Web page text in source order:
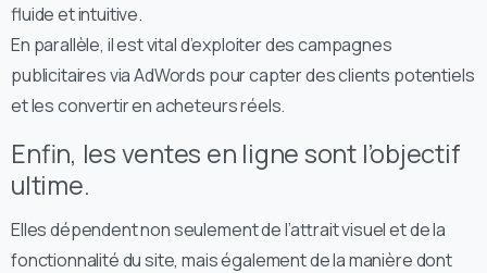
fluide et intuitive.
En parallèle, il est vital d’exploiter des campagnes
publicitaires via AdWords pour capter des clients potentiels
et les convertir en acheteurs réels.
Enfin, les ventes en ligne sont l’objectif
ultime.
Elles dépendent non seulement de l’attrait visuel et de la
fonctionnalité du site, mais également de la manière dont